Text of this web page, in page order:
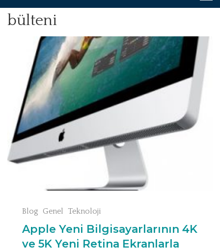
bülteni
Blog Genel Teknoloji
Apple Yeni Bilgisayarlarının 4K
ve 5K Yeni Retina Ekranlarla